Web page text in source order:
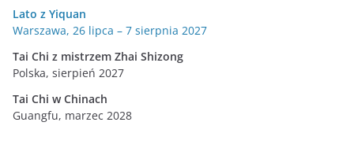
Lato z Yiquan
Warszawa, 26 lipca – 7 sierpnia 2027
Tai Chi z mistrzem Zhai Shizong
Polska, sierpień 2027
Tai Chi wChinach
Guangfu, marzec 2028